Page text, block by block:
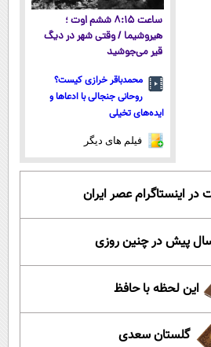
ساعت ۸:۱۵ ششم اوت ؛
هیروشیما / وقتی شهر در دیگ
قیر می‌جوشید
محمدباقر خرازی کیست؟
روحانی جنجالی با ادعاها و
ایده‌های تخیلی
فیلم های دیگر
اینستاگرام عصر ایران
این لحظه با حافظ
گلستان سعدی